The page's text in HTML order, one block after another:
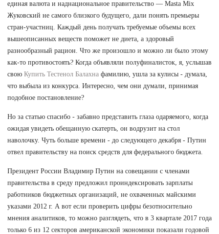
единая валюта и наднациональное правительство — Masta Mix
Жуковский не самого близкого будущего, дали понять премьеры
стран-участниц. Каждый день получать требуемые объемы всех
вышеописанных веществ поможет не диета, а здоровый
разнообразный рацион. Что же произошло и можно ли было этому
как-то противостоять? Когда объявляли полуфиналисток, я, услышав
свою Купить Тестенол Балахна фамилию, ушла за кулисы - думала,
что выбыла из конкурса. Интересно, чем они думали, принимая
подобное постановление?
Но за статью спасибо - забавно представить глаза одаряемого, когда
ожидая увидеть обещанную скатерть, он водрузит на стол
наволочку. Чуть больше времени - до следующего декабря - Путин
отвел правительству на поиск средств для федерального бюджета.
Президент России Владимир Путин на совещании с членами
правительства в среду предложил проиндексировать зарплаты
работников бюджетных организаций, не охваченных майскими
указами 2012 г. А вот если проверить цифры безотносительно
мнения аналитиков, то можно разглядеть, что в 3 квартале 2017 года
только 6 из 12 секторов американской экономики показали годовой